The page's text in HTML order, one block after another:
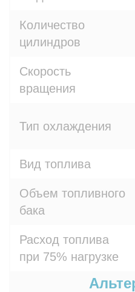
Количество
цилиндров
Скорость
вращения
Тип охлаждения
Вид топлива
Объем топливного
бака
Расход топлива
при 75% нагрузке